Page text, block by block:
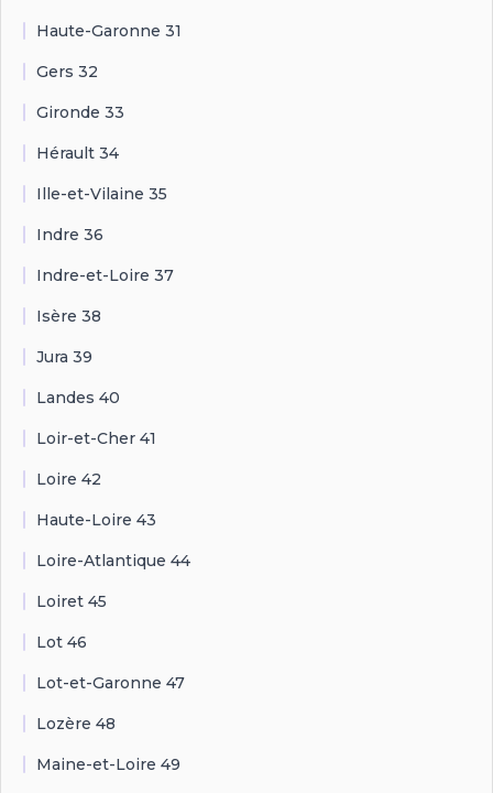
Haute-Garonne 31
Gers 32
Gironde 33
Hérault 34
Ille-et-Vilaine 35
Indre 36
Indre-et-Loire 37
Isère 38
Jura 39
Landes 40
Loir-et-Cher 41
Loire 42
Haute-Loire 43
Loire-Atlantique 44
Loiret 45
Lot 46
Lot-et-Garonne 47
Lozère 48
Maine-et-Loire 49